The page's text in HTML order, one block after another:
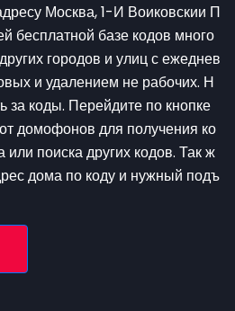
Москва, 1-И Воиковскии П
бесплатной базе кодов много
городов и улиц с ежеднев
и удалением не рабочих. Н
за коды. Перейдите по кнопке
домофонов для получения ко
поиска других кодов. Так ж
дома по коду и нужный подъ